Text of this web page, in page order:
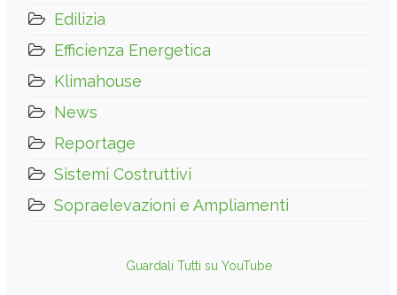
Edilizia
Efficienza Energetica
Klimahouse
News
Reportage
Sistemi Costruttivi
Sopraelevazioni e Ampliamenti
Guardali Tutti su YouTube